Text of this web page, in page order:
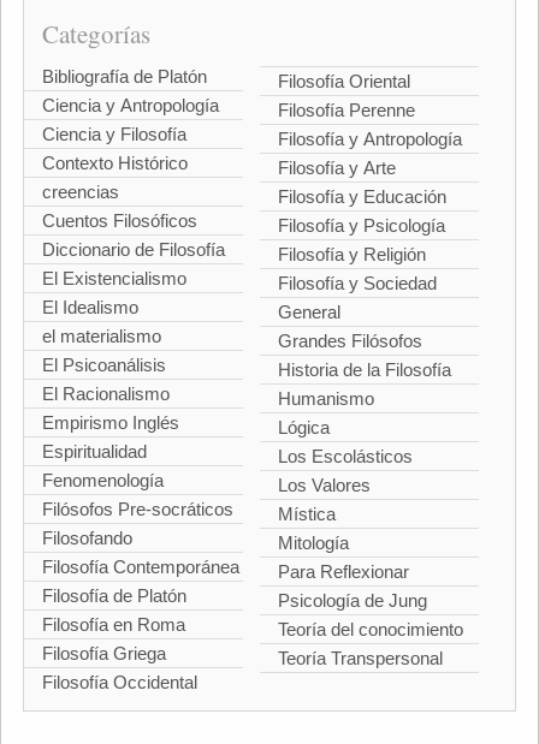
Categorías
Bibliografía de Platón
Ciencia y Antropología
Ciencia y Filosofía
Contexto Histórico
creencias
Cuentos Filosóficos
Diccionario de Filosofía
El Existencialismo
El Idealismo
el materialismo
El Psicoanálisis
El Racionalismo
Empirismo Inglés
Espiritualidad
Fenomenología
Filósofos Pre-socráticos
Filosofando
Filosofía Contemporánea
Filosofía de Platón
Filosofía en Roma
Filosofía Griega
Filosofía Occidental
Filosofía Oriental
Filosofía Perenne
Filosofía y Antropología
Filosofía y Arte
Filosofía y Educación
Filosofía y Psicología
Filosofía y Religión
Filosofía y Sociedad
General
Grandes Filósofos
Historia de la Filosofía
Humanismo
Lógica
Los Escolásticos
Los Valores
Mística
Mitología
Para Reflexionar
Psicología de Jung
Teoría del conocimiento
Teoría Transpersonal